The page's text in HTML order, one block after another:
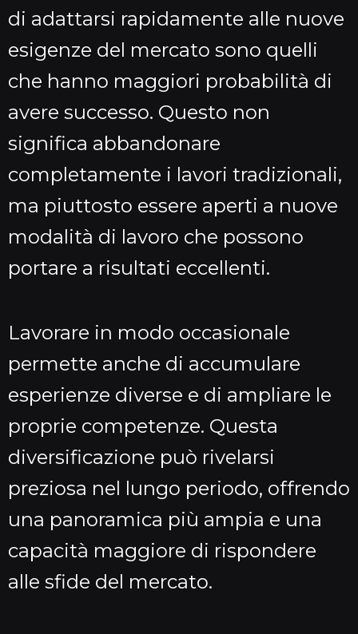
di adattarsi rapidamente alle nuove
esigenze del mercato sono quelli
che hanno maggiori probabilità di
avere successo. Questo non
significa abbandonare
completamente i lavori tradizionali,
ma piuttosto essere aperti a nuove
modalità di lavoro che possono
portare a risultati eccellenti.
Lavorare in modo occasionale
permette anche di accumulare
esperienze diverse e di ampliare le
proprie competenze. Questa
diversificazione può rivelarsi
preziosa nel lungo periodo, offrendo
una panoramica più ampia e una
capacità maggiore di rispondere
alle sfide del mercato.